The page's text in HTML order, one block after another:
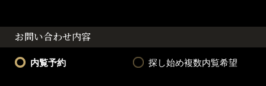
お問い合わせ内容
内覧予約 探し始め複数内覧希望